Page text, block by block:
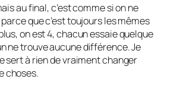
au final, c’est comme si on ne
que c’est toujours les mêmes
on est 4, chacun essaie quelque
ne trouve aucune différence. Je
sert à rien de vraiment changer
choses.